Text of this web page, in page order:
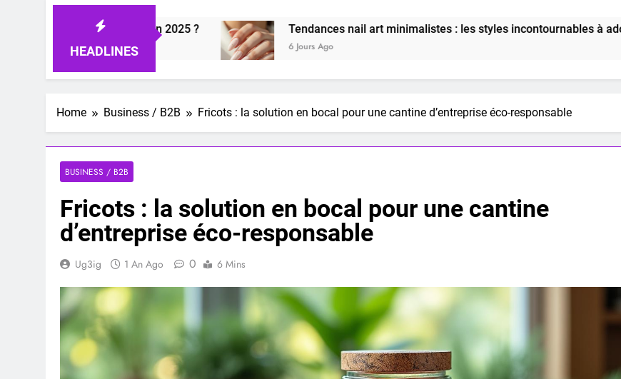
HEADLINES
personnalité en 2025 ? Tendances nail art minimalistes : les styles incontournables à adopter en 2025
6 Jours Ago
Home Business / B2B Fricots : la solution en bocal pour une cantine d’entreprise éco-responsable
BUSINESS / B2B
Fricots : la solution en bocal pour une cantine
d’entreprise éco-responsable
Ug3ig 1 An Ago 0 6 Mins